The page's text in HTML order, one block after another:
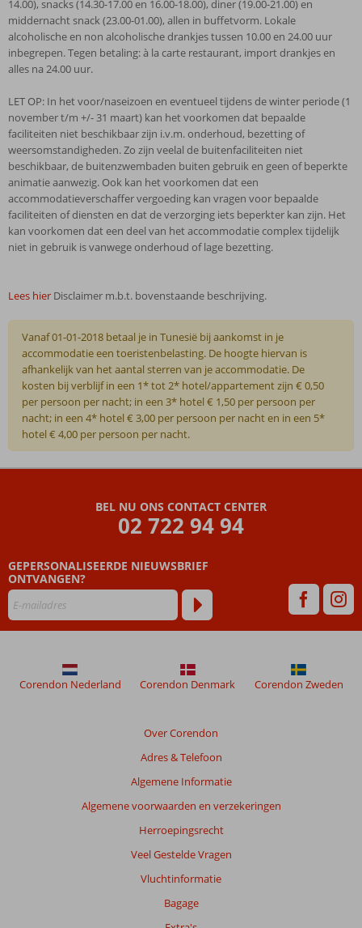
14.00), snacks (14.30-17.00 en 16.00-18.00), diner (19.00-21.00) en
middernacht snack (23.00-01.00), allen in buffetvorm. Lokale
alcoholische en non alcoholische drankjes tussen 10.00 en 24.00 uur
inbegrepen. Tegen betaling: à la carte restaurant, import drankjes en
alles na 24.00 uur.
LET OP: In het voor/naseizoen en eventueel tijdens de winter periode (1
november t/m +/- 31 maart) kan het voorkomen dat bepaalde
faciliteiten niet beschikbaar zijn i.v.m. onderhoud, bezetting of
weersomstandigheden. Zo zijn veelal de buitenfaciliteiten niet
beschikbaar, de buitenzwembaden buiten gebruik en geen of beperkte
animatie aanwezig. Ook kan het voorkomen dat een
accommodatieverschaffer vergoeding kan vragen voor bepaalde
faciliteiten of diensten en dat de verzorging iets beperkter kan zijn. Het
kan voorkomen dat een deel van het accommodatie complex tijdelijk
niet in gebruik is vanwege onderhoud of lage bezetting.
Lees hier Disclaimer m.b.t. bovenstaande beschrijving.
Vanaf 01-01-2018 betaal je in Tunesië bij aankomst in je
accommodatie een toeristenbelasting. De hoogte hiervan is
afhankelijk van het aantal sterren van je accommodatie. De
kosten bij verblijf in een 1* tot 2* hotel/appartement zijn € 0,50
per persoon per nacht; in een 3* hotel € 1,50 per persoon per
nacht; in een 4* hotel € 3,00 per persoon per nacht en in een 5*
hotel € 4,00 per persoon per nacht.
na
hun
verblijf
in
maanden
BEL NU ONS CONTACT CENTER
02 722 94 94
GEPERSONALISEERDE NIEUWSBRIEF
ONTVANGEN?
Over Corendon
Adres & Telefoon
Algemene Informatie
Algemene voorwaarden en verzekeringen
Herroepingsrecht
Veel Gestelde Vragen
Vluchtinformatie
Bagage
Corendon Nederland Corendon Denmark Corendon Zweden